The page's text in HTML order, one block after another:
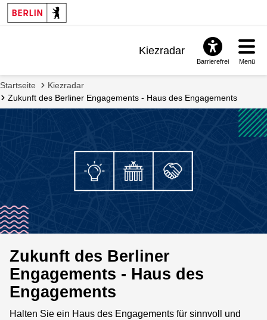
Kiezradar
Barrierefrei Menü
Startseite
Kiezradar
Zukunft des Berliner Engagements - Haus des Engagements
Zukunft des Berliner
Engagements - Haus des
Engagements
Halten Sie ein Haus des Engagements für sinnvoll und